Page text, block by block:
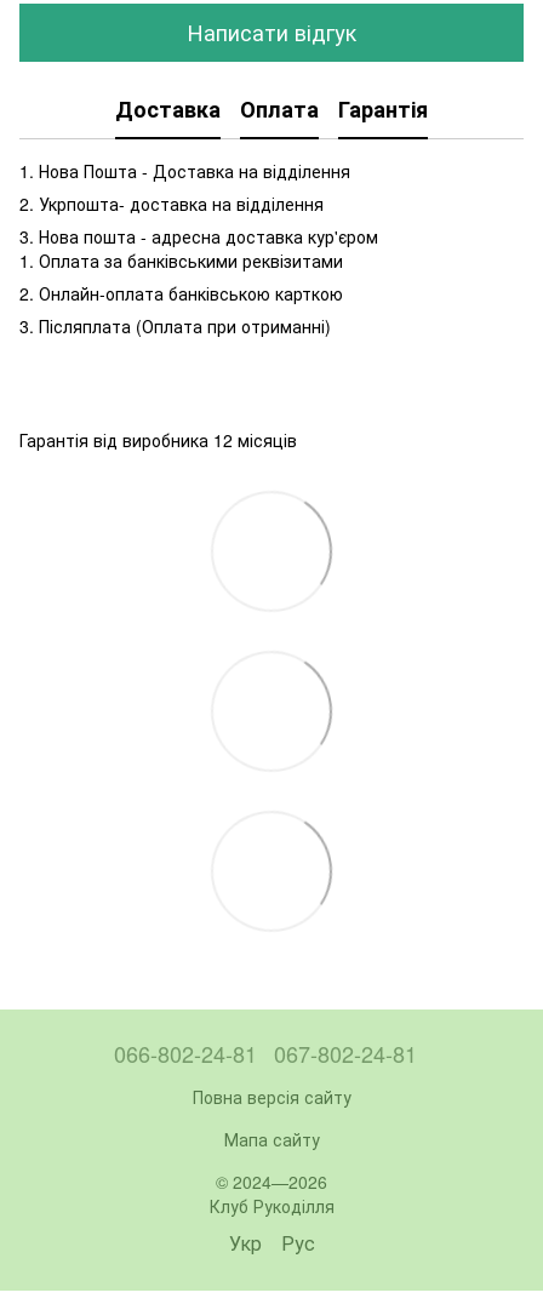
Написати відгук
Доставка Оплата Гарантія
1. Нова Пошта - Доставка на відділення
2. Укрпошта- доставка на відділення
3. Нова пошта - адресна доставка кур'єром
1. Оплата за банківськими реквізитами
2. Онлайн-оплата банківською карткою
3. Післяплата (Оплата при отриманні)
Гарантія від виробника 12 місяців
066-802-24-81 067-802-24-81
Повна версія сайту
Мапа сайту
© 2024—2026
Клуб Рукоділля
Укр Рус